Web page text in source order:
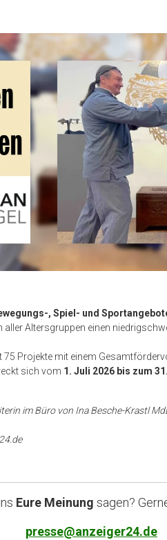
, Spiel- und
aller Altersgruppen einen
Projekte mit einem
sich vom 1. Juli 2026 bis zum
im Büro von Ina Besche-Krastl
Eure Meinung sagen?
presse@anzeiger24.de